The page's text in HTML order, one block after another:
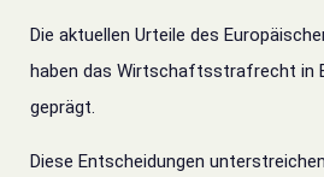
Die aktuellen Urteile des
haben das Wirtschaftsstrafrecht in
geprägt.
Diese Entscheidungen